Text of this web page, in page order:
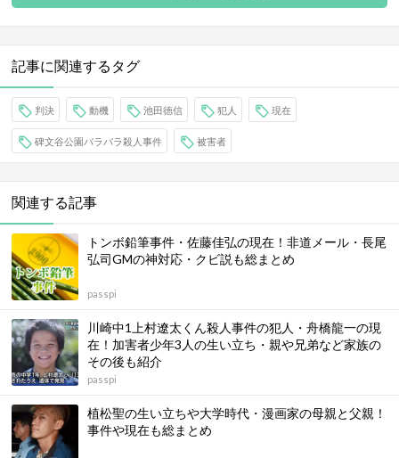
記事に関連するタグ
判決 動機 池田徳信 犯人 現在
碑文谷公園バラバラ殺人事件 被害者
関連する記事
トンボ鉛筆事件・佐藤佳弘の現在！非道メール・長尾
弘司GMの神対応・クビ説も総まとめ
passpi
川崎中1上村遼太くん殺人事件の犯人・舟橋龍一の現
在！加害者少年3人の生い立ち・親や兄弟など家族の
その後も紹介
passpi
植松聖の生い立ちや大学時代・漫画家の母親と父親！
事件や現在も総まとめ